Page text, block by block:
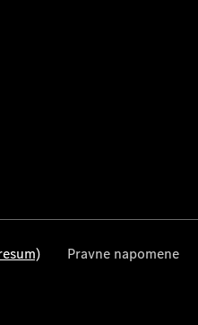
Pravne napomene